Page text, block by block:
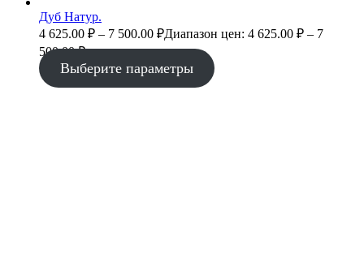
Дуб Натур.
4 625.00 ₽ – 7 500.00 ₽Диапазон цен: 4 625.00 ₽ – 7
500.00 ₽
Выберите параметры